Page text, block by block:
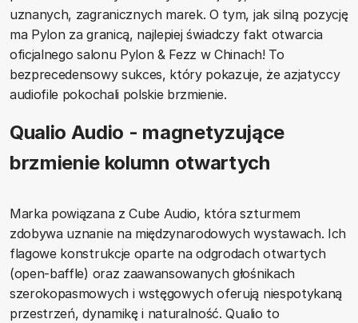
uznanych, zagranicznych marek. O tym, jak silną pozycję
ma Pylon za granicą, najlepiej świadczy fakt otwarcia
oficjalnego salonu Pylon & Fezz w Chinach! To
bezprecedensowy sukces, który pokazuje, że azjatyccy
audiofile pokochali polskie brzmienie.
Qualio Audio - magnetyzujące
brzmienie kolumn otwartych
Marka powiązana z Cube Audio, która szturmem
zdobywa uznanie na międzynarodowych wystawach. Ich
flagowe konstrukcje oparte na odgrodach otwartych
(open-baffle) oraz zaawansowanych głośnikach
szerokopasmowych i wstęgowych oferują niespotykaną
przestrzeń, dynamikę i naturalność. Qualio to